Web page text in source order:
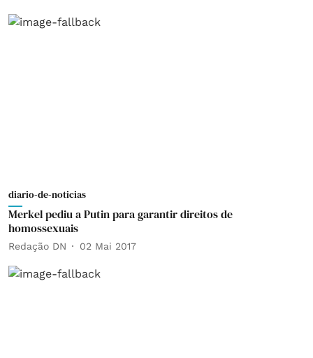
diario-de-noticias
Merkel pediu a Putin para garantir direitos de
homossexuais
Redação DN 02 Mai 2017